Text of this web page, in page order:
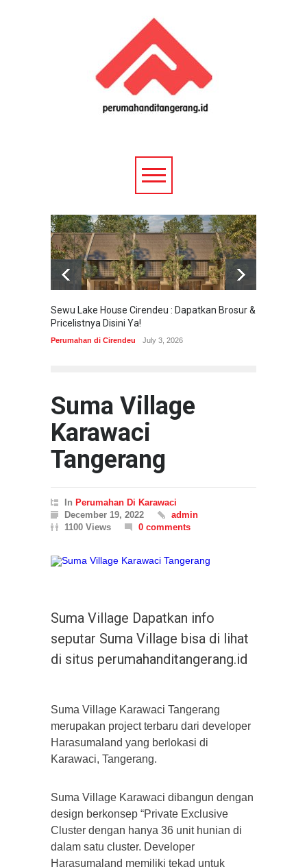
Sewu Lake House Cirendeu : Dapatkan Brosur &
Pricelistnya Disini Ya!
Perumahan di Cirendeu July 3, 2026
Suma Village
Karawaci
Tangerang
In Perumahan Di Karawaci
December 19, 2022
admin
1100 Views
0 comments
Suma Village Dapatkan info
seputar Suma Village bisa di lihat
di situs perumahanditangerang.id
Suma Village Karawaci Tangerang
merupakan project terbaru dari developer
Harasumaland yang berlokasi di
Karawaci, Tangerang.
Suma Village Karawaci dibangun dengan
design berkonsep “Private Exclusive
Cluster dengan hanya 36 unit hunian di
dalam satu cluster. Developer
Harasumaland memiliki tekad untuk